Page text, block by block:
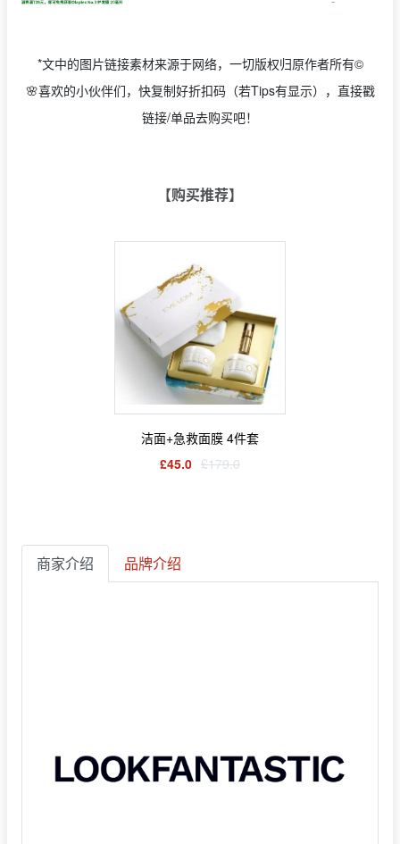
*文中的图片链接素材来源于网络，一切版权归原作者所有©
🌸喜欢的小伙伴们，快复制好折扣码（若Tips有显示），直接戳
链接/单品去购买吧！
【购买推荐】
洁面+急救面膜 4件套
£45.0 £179.0
商家介绍 品牌介绍